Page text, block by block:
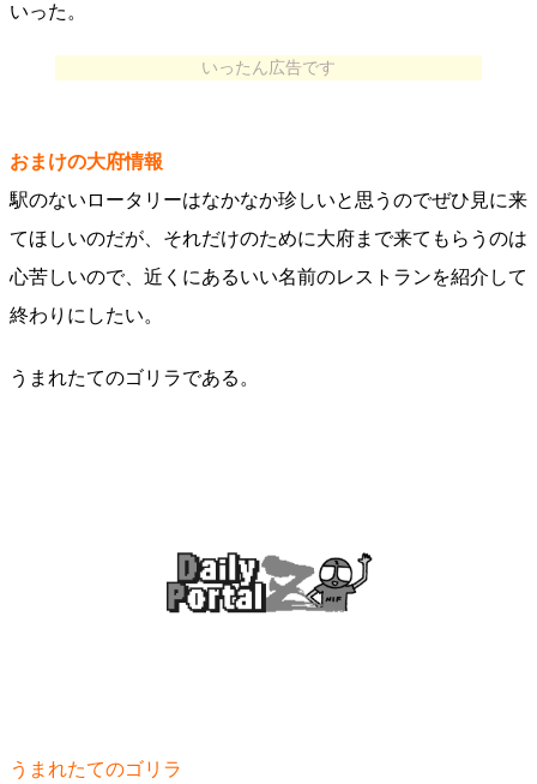
いった。
いったん広告です
おまけの大府情報
駅のないロータリーはなかなか珍しいと思うのでぜひ見に来
てほしいのだが、それだけのために大府まで来てもらうのは
心苦しいので、近くにあるいい名前のレストランを紹介して
終わりにしたい。
うまれたてのゴリラである。
うまれたてのゴリラ